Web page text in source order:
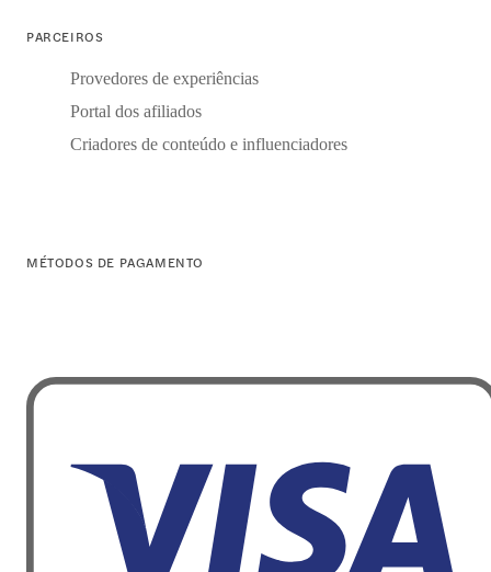
PARCEIROS
Provedores de experiências
Portal dos afiliados
Criadores de conteúdo e influenciadores
MÉTODOS DE PAGAMENTO